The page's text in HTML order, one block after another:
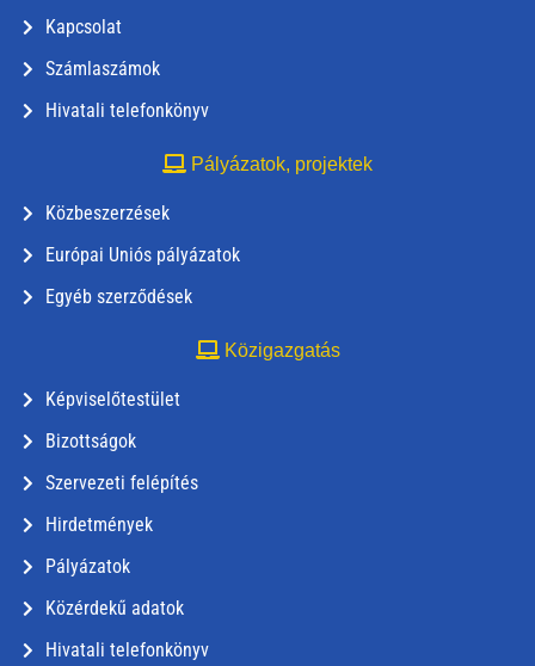
Kapcsolat
Számlaszámok
Hivatali telefonkönyv
Pályázatok, projektek
Közbeszerzések
Európai Uniós pályázatok
Egyéb szerződések
Közigazgatás
Képviselőtestület
Bizottságok
Szervezeti felépítés
Hirdetmények
Pályázatok
Közérdekű adatok
Hivatali telefonkönyv